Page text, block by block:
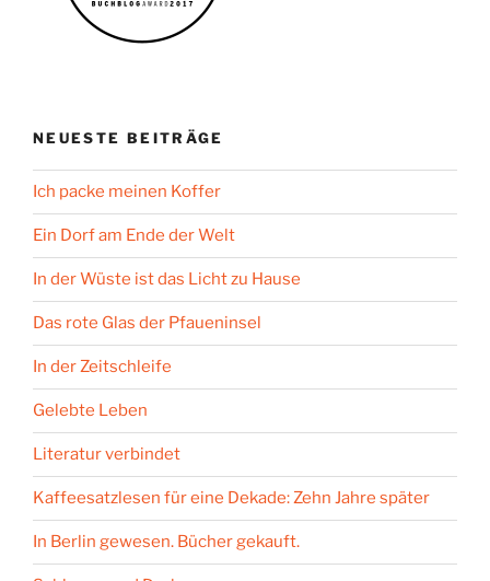
NEUESTE BEITRÄGE
Ich packe meinen Koffer
Ein Dorf am Ende der Welt
In der Wüste ist das Licht zu Hause
Das rote Glas der Pfaueninsel
In der Zeitschleife
Gelebte Leben
Literatur verbindet
Kaffeesatzlesen für eine Dekade: Zehn Jahre später
In Berlin gewesen. Bücher gekauft.